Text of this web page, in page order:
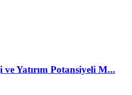
ve Yatırım Potansiyeli M...